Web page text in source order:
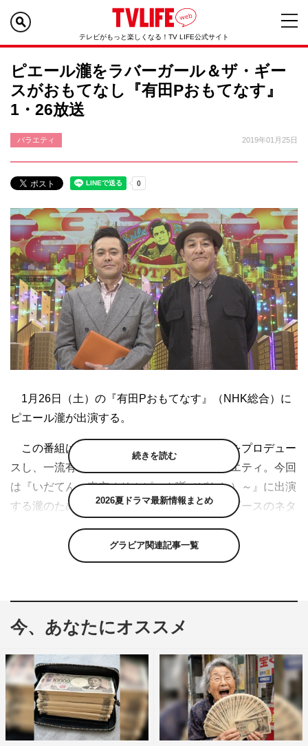
テレビがもっと楽しくなる！TV LIFE公式サイト
ピエール瀧をラバーガール＆ザ・ギー
スがおもてなし『有田Pおもてなす』
1・26放送
バラエティ 2019年01月25日
1月26日（土）の『有田Pおもてなす』（NHK総合）に
ピエール瀧が出演する。
この番組は、有田哲平がお笑い芸人のネタをプロデュー
スし、一流有名人を笑いでもてなすネタバラエティ。今回
は『いだてん～東京オリムピック噺（ばなし）～』に出演
する瀧のために、有田がラバーガールとザ・ギースのネタ
をプロデュースしておもてなしする。
ラバーガールには「野球が大好きな瀧のために自作の応
続きを読む
2026夏ドラマ最新情報まとめ
グラビア関連記事一覧
今、あなたにオススメ